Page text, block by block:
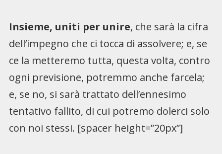
Insieme, uniti per unire, che sarà la cifra
dell’impegno che ci tocca di assolvere; e, se
ce la metteremo tutta, questa volta, contro
ogni previsione, potremmo anche farcela;
e, se no, si sarà trattato dell’ennesimo
tentativo fallito, di cui potremo dolerci solo
con noi stessi. [spacer height=”20px”]